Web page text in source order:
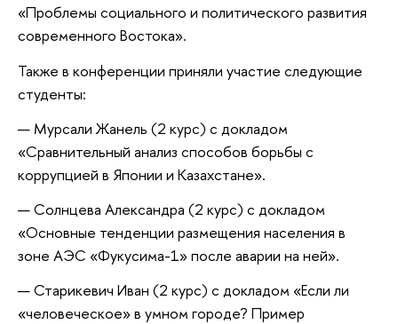
«Проблемы социального и политического развития
современного Востока».
Также в конференции приняли участие следующие
студенты:
Мурсали Жанель (2 курс) с докладом
«Сравнительный анализ способов борьбы с
коррупцией в Японии и Казахстане».
Солнцева Александра (2 курс) с докладом
«Основные тенденции размещения населения в
зоне АЭС «Фукусима-1» после аварии на ней».
Старикевич Иван (2 курс) с докладом «Если ли
«человеческое» в умном городе? Пример